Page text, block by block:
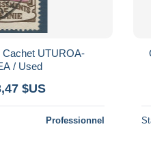
Cachet UTUROA-
/ Used
$US
Professionnel